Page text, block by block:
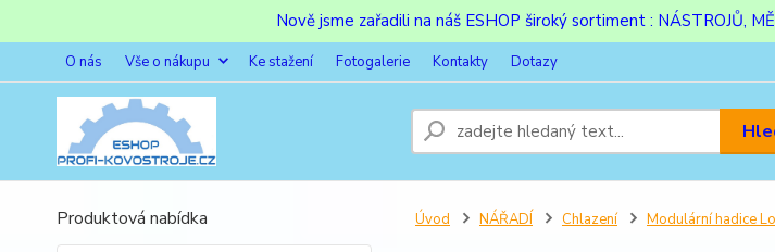
Nově jsme zařadili na náš ESHOP široký sortiment : NÁSTROJŮ,
O nás Vše o nákupu Ke stažení Fotogalerie Kontakty Dotazy
Produktová nabídka Úvod NÁŘADÍ Chlazení Modulární hadice